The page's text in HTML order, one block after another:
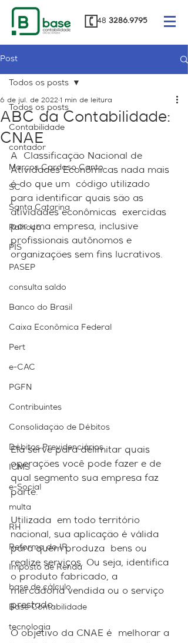
48 3286.9795
Post
Todos os posts
Contabilidade
contador
Marcos Cardoso Canto
SC
Santa Catarina
Palhoça
PIS
PASEP
consulta saldo
Banco do Brasil
Caixa Econômica Federal
Pert
e-CAC
PGFN
Contribuintes
Consolidação de Débitos
Débitos Previdenciários
ICMS
e-Social
multa
RH
Reforma do IR
Imposto de Renda
base de cálculo
Base Contabilidade
tecnologia
Todos os posts
ABC da Contabilidade:
CNAE
6 de jul. de 2022 1 min de leitura
A  Classificação Nacional de
Atividades Econômicas nada mais
é do que um  código utilizado
para identificar quais são as
atividades econômicas  exercidas
por uma empresa, inclusive
profissionais autônomos e
organizações sem fins lucrativos.
Ela serve para delimitar quais
operações você pode fazer e de
qual segmento sua empresa faz
parte.
Utilizada  em todo território
nacional, sua aplicação é válida
para quem produza  bens ou
realize serviços. Ou seja, identifica
o produto fabricado, a
mercadoria vendida ou o serviço
prestado.
O objetivo da CNAE é  melhorar a